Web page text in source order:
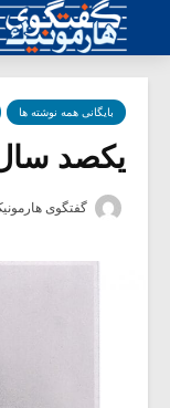
بایگانی همه نوشته ها
یکصد
گفتگوی